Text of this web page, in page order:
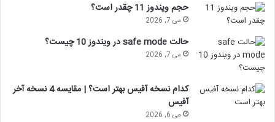
حجم ویندوز 11 چقدر است؟
می 7, 2026
حالت safe mode در ویندوز 10 چیست؟
می 7, 2026
کدام نسخه آفیس بهتر است؟ | مقایسه 4 نسخه آخر
آفیس
می 6, 2026